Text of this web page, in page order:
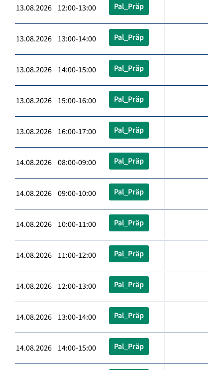
13.08.2026 12:00-13:00 Pal_Präp
13.08.2026 13:00-14:00 Pal_Präp
13.08.2026 14:00-15:00 Pal_Präp
13.08.2026 15:00-16:00 Pal_Präp
13.08.2026 16:00-17:00 Pal_Präp
14.08.2026 08:00-09:00 Pal_Präp
14.08.2026 09:00-10:00 Pal_Präp
14.08.2026 10:00-11:00 Pal_Präp
14.08.2026 11:00-12:00 Pal_Präp
14.08.2026 12:00-13:00 Pal_Präp
14.08.2026 13:00-14:00 Pal_Präp
14.08.2026 14:00-15:00 Pal_Präp